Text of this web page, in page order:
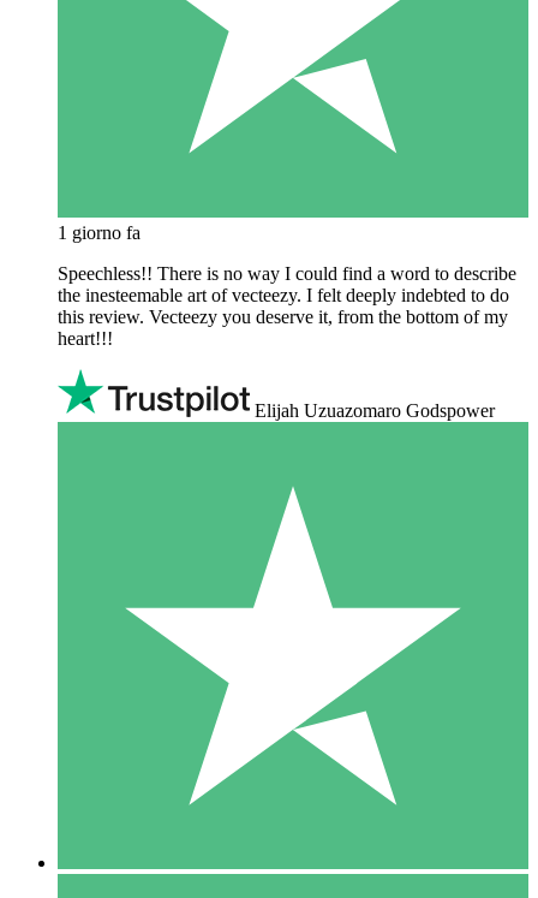
1 giorno fa
Speechless!! There is no way I could find a word to describe
the inesteemable art of vecteezy. I felt deeply indebted to do
this review. Vecteezy you deserve it, from the bottom of my
heart!!!
Elijah Uzuazomaro Godspower